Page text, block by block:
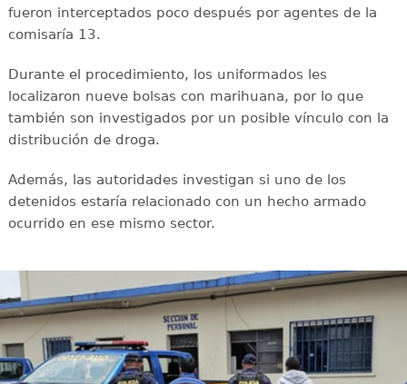
fueron interceptados poco después por agentes de la
comisaría 13.
Durante el procedimiento, los uniformados les
localizaron nueve bolsas con marihuana, por lo que
también son investigados por un posible vínculo con la
distribución de droga.
Además, las autoridades investigan si uno de los
detenidos estaría relacionado con un hecho armado
ocurrido en ese mismo sector.